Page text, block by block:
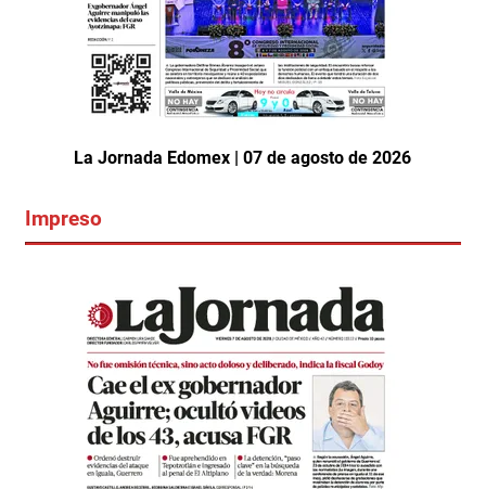
La Jornada Edomex | 07 de agosto de 2026
Impreso